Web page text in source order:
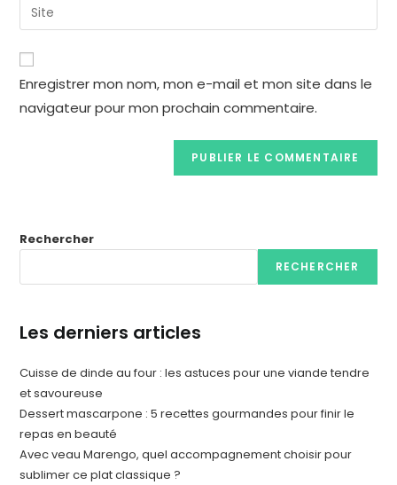
Enregistrer mon nom, mon e-mail et mon site dans le
navigateur pour mon prochain commentaire.
Rechercher
RECHERCHER
Les derniers articles
Cuisse de dinde au four : les astuces pour une viande tendre
et savoureuse
Dessert mascarpone : 5 recettes gourmandes pour finir le
repas en beauté
Avec veau Marengo, quel accompagnement choisir pour
sublimer ce plat classique ?